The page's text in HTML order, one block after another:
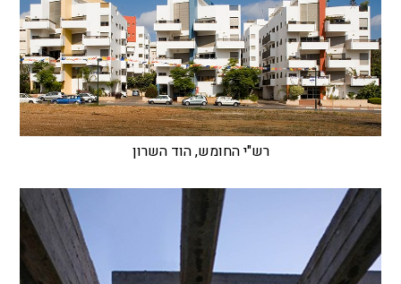
רש"י החומש, הוד השרון